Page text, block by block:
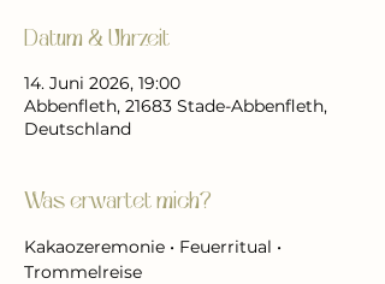
Datum & Uhrzeit
14. Juni 2026, 19:00
Abbenfleth, 21683 Stade-Abbenfleth,
Deutschland
Was erwartet mich?
Kakaozeremonie • Feuerritual •
Trommelreise